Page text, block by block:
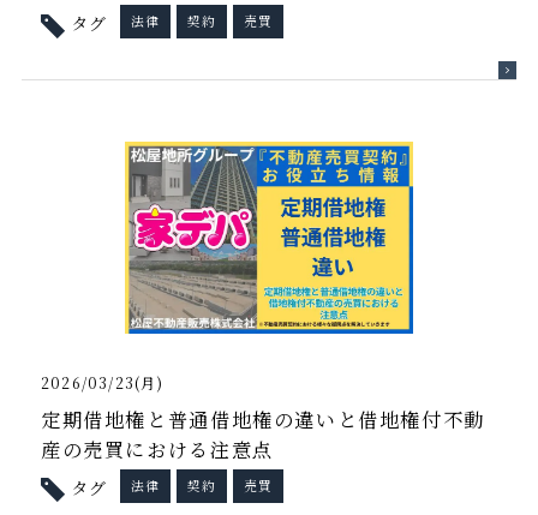
タグ 法律 契約 売買
2026/03/23(月)
定期借地権と普通借地権の違いと借地権付不動
産の売買における注意点
タグ 法律 契約 売買